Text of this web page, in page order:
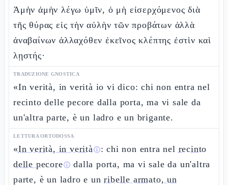
Ἀμὴν ἀμὴν λέγω ὑμῖν, ὁ μὴ εἰσερχόμενος διὰ
τῆς θύρας εἰς τὴν αὐλὴν τῶν προβάτων ἀλλὰ
ἀναβαίνων ἀλλαχόθεν ἐκεῖνος κλέπτης ἐστὶν καὶ
λῃστής·
TRADUZIONE GNOSTICA
«In verità, in verità io vi dico: chi non entra nel
recinto delle pecore dalla porta, ma vi sale da
un'altra parte, è un ladro e un brigante.
LETTURA ORTODOSSA
«In verità, in veritàⓘ: chi non entra nel recinto
delle pecoreⓘ dalla porta, ma vi sale da un'altra
parte, è un ladro e unribelle armato, un